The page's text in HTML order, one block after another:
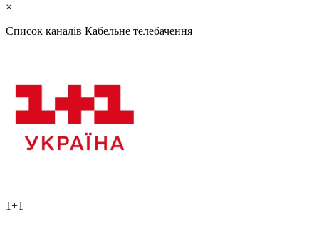
×
Список каналів Кабельне телебачення
1+1